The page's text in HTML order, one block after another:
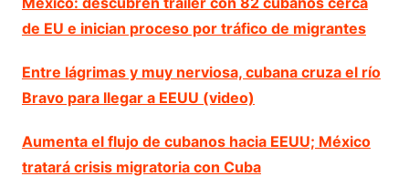
de EU e inician proceso por tráfico de migrantes
Entre lágrimas y muy nerviosa, cubana cruza el río
Bravo para llegar a EEUU (video)
Aumenta el flujo de cubanos hacia EEUU; México
tratará crisis migratoria con Cuba